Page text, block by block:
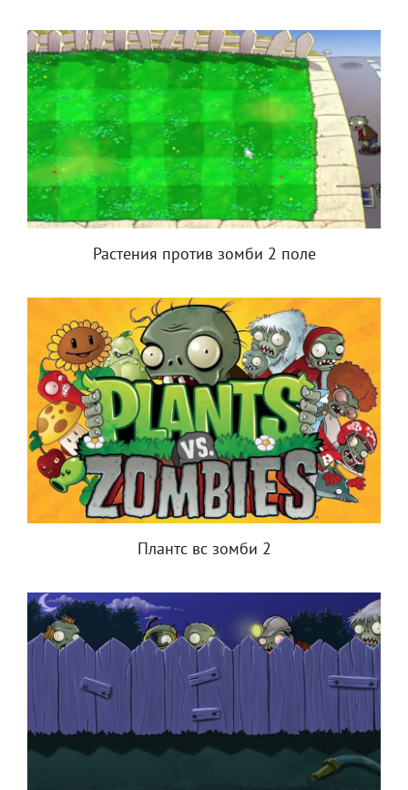
Растения против зомби 2 поле
Плантс вс зомби 2